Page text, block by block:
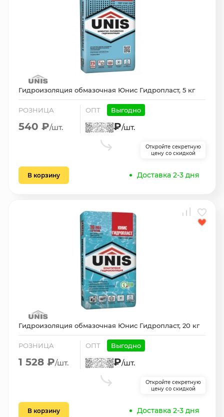
Гидроизоляция обмазочная Юнис Гидропласт, 5 кг
РОЗНИЦА
540 ₽/шт.
ОПТ Выгодно
₽/шт.
Откройте секретную
цену со скидкой
В корзину Доставка 2-3 дня
Гидроизоляция обмазочная Юнис Гидропласт, 20 кг
РОЗНИЦА
1 528 ₽/шт.
ОПТ Выгодно
₽/шт.
Откройте секретную
цену со скидкой
В корзину Доставка 2-3 дня